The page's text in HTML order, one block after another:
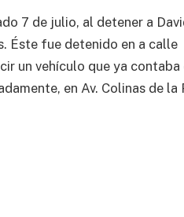
7 de julio, al detener a
Éste fue detenido en a calle
un vehículo que ya contaba
en Av. Colinas de la